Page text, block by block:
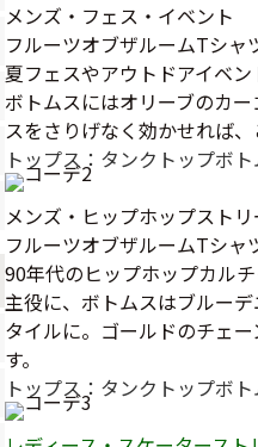
メンズ・フェス・イベント
フルーツオブザルームTシ
夏フェスやアウトドアイベ
ボトムスにはオリーブのカ
スをさりげなく効かせれば
トップス：タンクトップボ
メンズ・ヒップホップストリ
フルーツオブザルームTシ
90年代のヒップホップカル
主役に、ボトムスはブルー
タイルに。ゴールドのチェ
す。
トップス：タンクトップボ